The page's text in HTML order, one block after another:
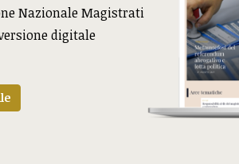
Nazionale Magistrati
digitale